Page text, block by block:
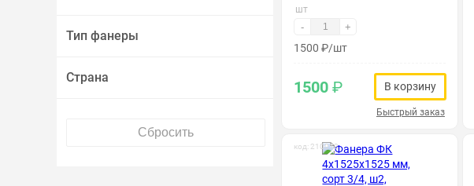
Тип фанеры
Страна
шт
- +
1500 ₽/шт
1500 ₽ В корзину
Быстрый заказ
код: 210013